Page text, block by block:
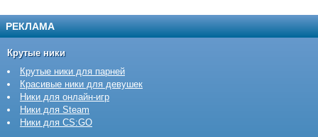
РЕКЛАМА
Крутые ники
Крутые ники для парней
Красивые ники для девушек
Ники для онлайн-игр
Ники для Steam
Ники для CS:GO